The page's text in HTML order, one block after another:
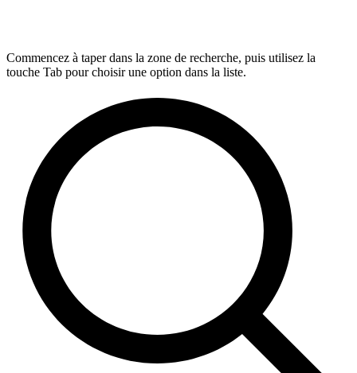
Commencez à taper dans la zone de recherche, puis utilisez la
touche Tab pour choisir une option dans la liste.